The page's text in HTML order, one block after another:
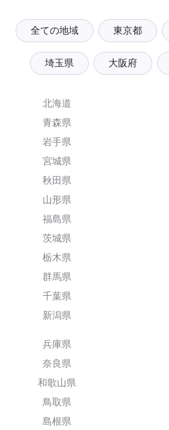
全ての地域 東京都
埼玉県 大阪府
北海道
青森県
岩手県
宮城県
秋田県
山形県
福島県
茨城県
栃木県
群馬県
千葉県
新潟県
兵庫県
奈良県
和歌山県
鳥取県
島根県